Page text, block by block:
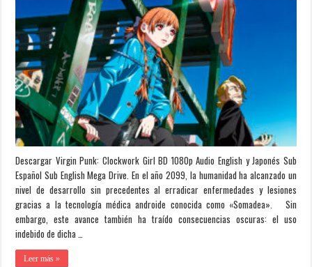
Descargar Virgin Punk: Clockwork Girl BD 1080p Audio English y Japonés Sub
Español Sub English Mega Drive. En el año 2099, la humanidad ha alcanzado un
nivel de desarrollo sin precedentes al erradicar enfermedades y lesiones
gracias a la tecnología médica androide conocida como «Somadea». Sin
embargo, este avance también ha traído consecuencias oscuras: el uso
indebido de dicha …
Leer más »